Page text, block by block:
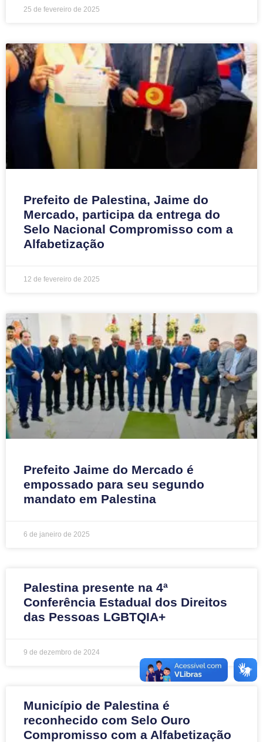
25 de fevereiro de 2025
Prefeito de Palestina, Jaime do
Mercado, participa da entrega do
Selo Nacional Compromisso com a
Alfabetização
12 de fevereiro de 2025
Prefeito Jaime do Mercado é
empossado para seu segundo
mandato em Palestina
6 de janeiro de 2025
Palestina presente na 4ª
Conferência Estadual dos Direitos
das Pessoas LGBTQIA+
9 de dezembro de 2024
Município de Palestina é
reconhecido com Selo Ouro
Compromisso com a Alfabetização